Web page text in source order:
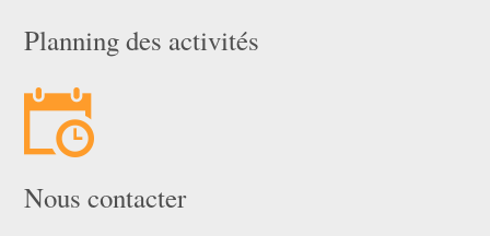
Planning des activités
Nous contacter